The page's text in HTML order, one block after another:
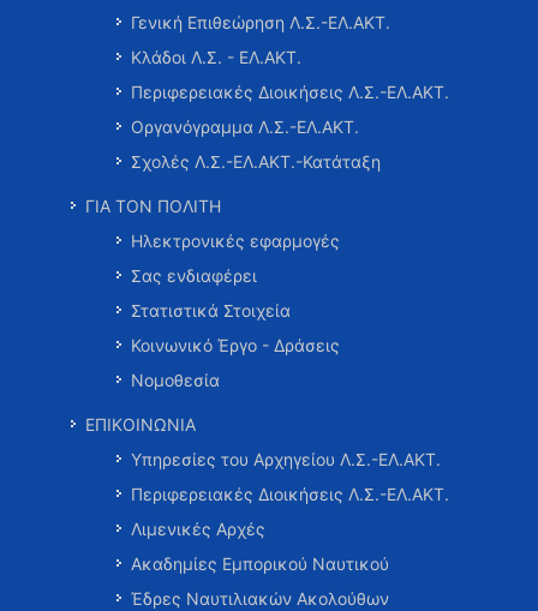
Γενική Επιθεώρηση Λ.Σ.-ΕΛ.ΑΚΤ.
Κλάδοι Λ.Σ. - ΕΛ.ΑΚΤ.
Περιφερειακές Διοικήσεις Λ.Σ.-ΕΛ.ΑΚΤ.
Οργανόγραμμα Λ.Σ.-ΕΛ.ΑΚΤ.
Σχολές Λ.Σ.-ΕΛ.ΑΚΤ.-Κατάταξη
ΓΙΑ ΤΟΝ ΠΟΛΙΤΗ
Ηλεκτρονικές εφαρμογές
Σας ενδιαφέρει
Στατιστικά Στοιχεία
Κοινωνικό Έργο - Δράσεις
Νομοθεσία
ΕΠΙΚΟΙΝΩΝΙΑ
Υπηρεσίες του Αρχηγείου Λ.Σ.-ΕΛ.ΑΚΤ.
Περιφερειακές Διοικήσεις Λ.Σ.-ΕΛ.ΑΚΤ.
Λιμενικές Αρχές
Ακαδημίες Εμπορικού Ναυτικού
Έδρες Ναυτιλιακών Ακολούθων